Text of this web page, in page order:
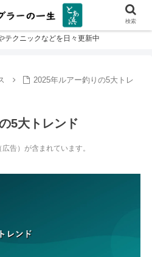
テクニックなどを日々更新中
2025年ルアー釣りの5大トレ
5大トレンド
告）が含まれています。
検索